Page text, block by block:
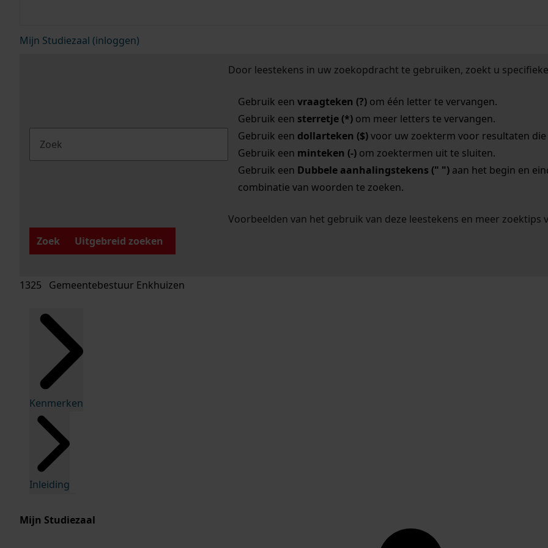
Mijn Studiezaal (inloggen)
Door leestekens in uw zoekopdracht te gebruiken, zoekt u
Gebruik een vraagteken (?)om één letter te vervangen.
Gebruik een sterretje (*)om meer letters te vervangen.
Gebruik een dollarteken ($)voor uw zoekterm voor resultaten die
Gebruik een minteken (-)om zoektermen uit te sluiten.
Gebruik een Dubbele aanhalingstekens (" ")aan het begin en
combinatie van woorden te zoeken.
Voorbeelden van het gebruik van deze leestekens en meer zoektips
Zoek
Uitgebreid zoeken
1325 Gemeentebestuur Enkhuizen
Kenmerken
Inleiding
Mijn Studiezaal